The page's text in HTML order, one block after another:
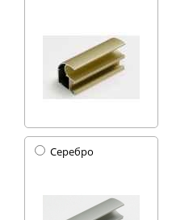
Серебро